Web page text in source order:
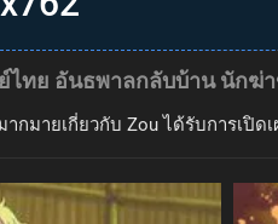
ไทย อันธพาลกลับบ้าน นักฆ่
กมายเกี่ยวกับ Zou ได้รับการเปิด